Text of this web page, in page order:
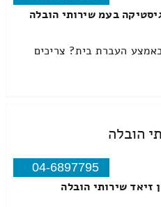
בעמ שירותי הובלה
העברת בית? צריכים
הובלה
04-6897795
זיאד שירותי הובלה